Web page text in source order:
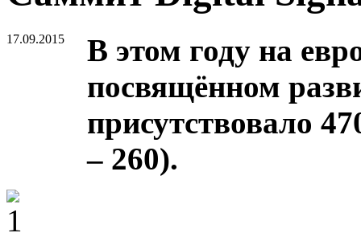
17.09.2015
В этом году на
посвящённом
присутствовало
– 260).